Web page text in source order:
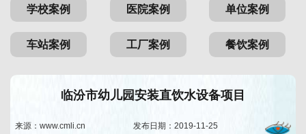
学校案例 医院案例 单位案例
车站案例 工厂案例 餐饮案例
临汾市幼儿园安装直饮水设备项目
来源：www.cmli.cn 发布日期：2019-11-25